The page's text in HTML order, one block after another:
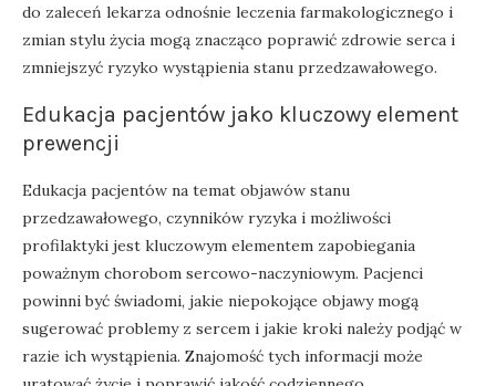
do zaleceń lekarza odnośnie leczenia farmakologicznego i
zmian stylu życia mogą znacząco poprawić zdrowie serca i
zmniejszyć ryzyko wystąpienia stanu przedzawałowego.
Edukacja pacjentów jako kluczowy element
prewencji
Edukacja pacjentów na temat objawów stanu
przedzawałowego, czynników ryzyka i możliwości
profilaktyki jest kluczowym elementem zapobiegania
poważnym chorobom sercowo-naczyniowym. Pacjenci
powinni być świadomi, jakie niepokojące objawy mogą
sugerować problemy z sercem i jakie kroki należy podjąć w
razie ich wystąpienia. Znajomość tych informacji może